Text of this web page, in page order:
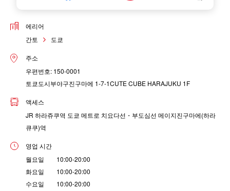
에리어
간토
도쿄
주소
우편번호: 150-0001
토쿄도시부야구진구마에 1-7-1CUTE CUBE HARAJUKU 1F
액세스
JR 하라쥬쿠역 도쿄 메트로 치요다선・부도심선 메이지진구마에(하라
큐쿠)역
영업 시간
월요일 10:00-20:00
화요일 10:00-20:00
수요일 10:00-20:00